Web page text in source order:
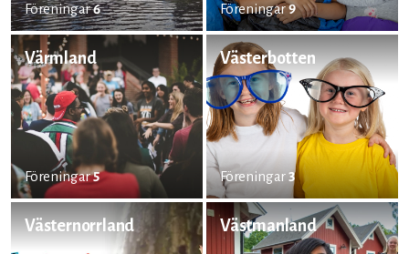
Föreningar6 Föreningar9
Värmland
Föreningar5
Västerbotten
Föreningar3
Västernorrland Västmanland